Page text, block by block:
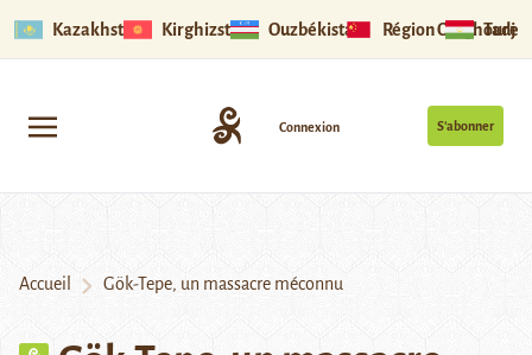
Kazakhstan Kirghizstan Ouzbékistan Région Ouïghoure
S’abonner
Connexion
Accueil Gök-Tepe, un massacre méconnu